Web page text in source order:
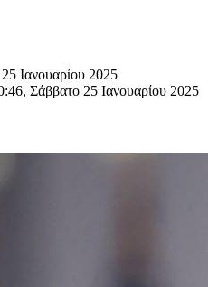
Ιανουαρίου 2025
Σάββατο 25 Ιανουαρίου 2025